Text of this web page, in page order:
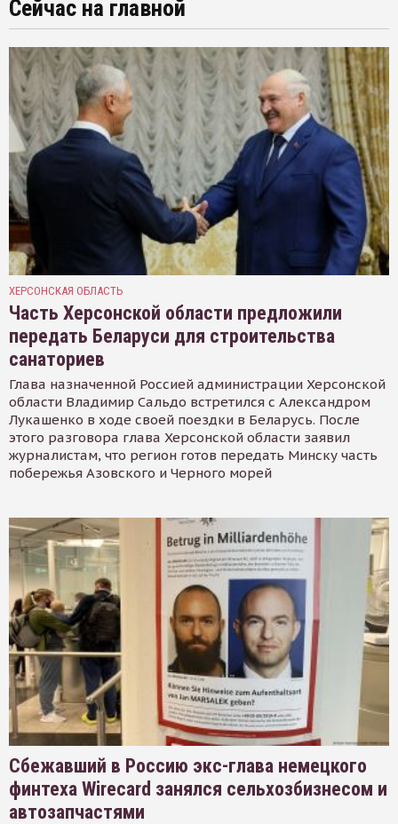
Сейчас на главной
ХЕРСОНСКАЯ ОБЛАСТЬ
Часть Херсонской области предложили
передать Беларуси для строительства
санаториев
Глава назначенной Россией администрации Херсонской
области Владимир Сальдо встретился с Александром
Лукашенко в ходе своей поездки в Беларусь. После
этого разговора глава Херсонской области заявил
журналистам, что регион готов передать Минску часть
побережья Азовского и Черного морей
Сбежавший в Россию экс-глава немецкого
финтеха Wirecard занялся сельхозбизнесом и
автозапчастями